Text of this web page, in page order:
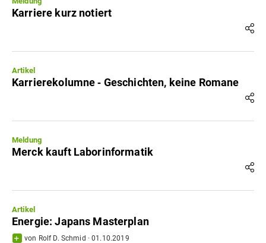
Karriere kurz notiert
Artikel
Karrierekolumne ‐ Geschichten, keine Romane
Meldung
Merck kauft Laborinformatik
Artikel
Energie: Japans Masterplan
von Rolf D. Schmid ·01.10.2019